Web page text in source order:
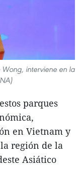
interviene en la
parques
en Vietnam y
región de la
Asiático